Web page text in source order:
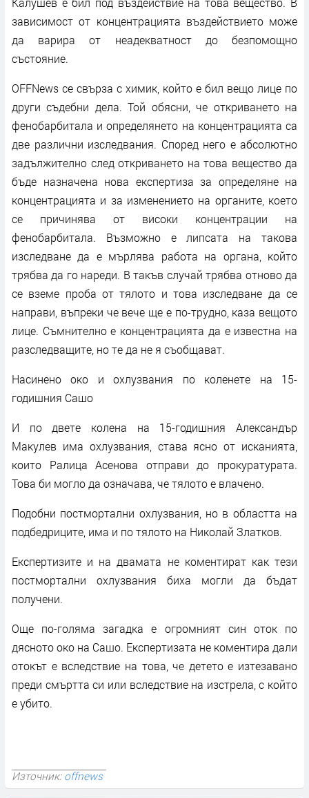
зависимост от концентрацията въздействието може
да варира от неадекватност до безпомощно
състояние.
OFFNews се свърза с химик, който е бил вещо лице по
други съдебни дела. Той обясни, че откриването на
фенобарбитала и определянето на концентрацията са
две различни изследвания. Според него е абсолютно
задължително след откриването на това вещество да
бъде назначена нова експертиза за определяне на
концентрацията и за изменението на органите, което
се причинява от високи концентрации на
фенобарбитала. Възможно е липсата на такова
изследване да е мърлява работа на органа, който
трябва да го нареди. В такъв случай трябва отново да
се вземе проба от тялото и това изследване да се
направи, въпреки че вече ще е по-трудно, каза вещото
лице. Съмнително е концентрацията да е известна на
разследващите, но те да не я съобщават.
Насинено око и охлузвания по коленете на 15-
годишния Сашо
И по двете колена на 15-годишния Александър
Макулев има охлузвания, става ясно от исканията,
които Ралица Асенова отправи до прокуратурата.
Това би могло да означава, че тялото е влачено.
Подобни постмортални охлузвания, но в областта на
подбедриците, има и по тялото на Николай Златков.
Експертизите и на двамата не коментират как тези
постмортални охлузвания биха могли да бъдат
получени.
Още по-голяма загадка е огромният син оток по
дясното око на Сашо. Експертизата не коментира дали
отокът е вследствие на това, че детето е изтезавано
преди смъртта си или вследствие на изстрела, с който
е убито.
Източник:offnews